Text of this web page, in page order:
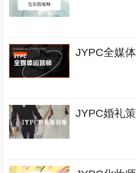
JYPC全媒
JYPC婚礼